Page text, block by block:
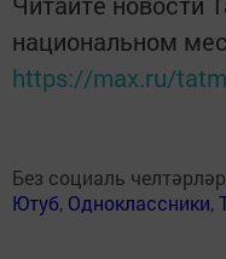
национальном
https://max.ru/
Без социаль
Ютуб, Одноклассники,